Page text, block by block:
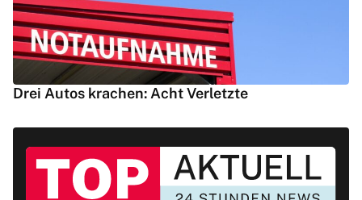
Drei Autos krachen: Acht Verletzte